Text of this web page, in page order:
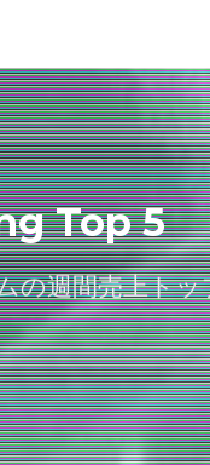
Top 5
の週間売上トッ